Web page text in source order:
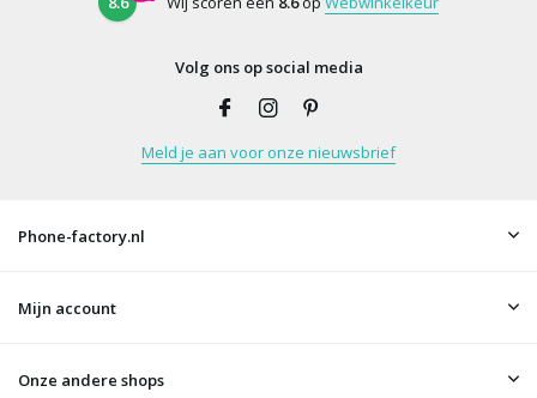
Volg ons op social media
Meld je aan voor onze nieuwsbrief
Phone-factory.nl
Mijn account
Onze andere shops